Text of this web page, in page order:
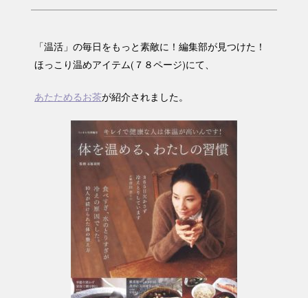
「温活」の毎日をもっと素敵に！編集部が見つけた！
ほっこり温めアイテム(７８ページ)にて、
あたためるお茶が紹介されました。